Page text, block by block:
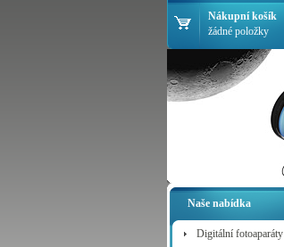
Naše nabídka
Digitální fotoaparáty
Nákupní košík
žádné položky